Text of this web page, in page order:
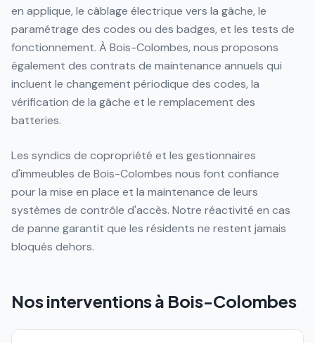
en applique, le câblage électrique vers la gâche, le
paramétrage des codes ou des badges, et les tests de
fonctionnement. À Bois-Colombes, nous proposons
également des contrats de maintenance annuels qui
incluent le changement périodique des codes, la
vérification de la gâche et le remplacement des
batteries.
Les syndics de copropriété et les gestionnaires
d'immeubles de Bois-Colombes nous font confiance
pour la mise en place et la maintenance de leurs
systèmes de contrôle d'accès. Notre réactivité en cas
de panne garantit que les résidents ne restent jamais
bloqués dehors.
Nos interventions à Bois-Colombes